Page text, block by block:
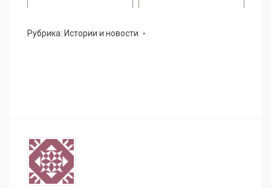
Рубрика: Истории и новости